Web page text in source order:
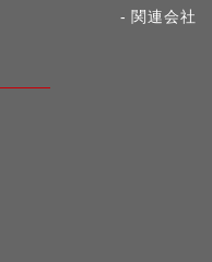
関連会社